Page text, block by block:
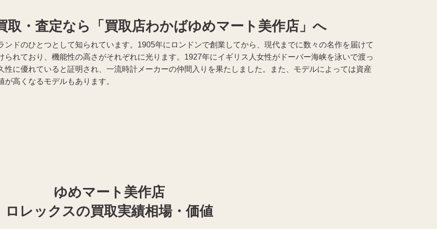
取・査定なら「買取店わかばゆめマート美作店」へ
ドのひとつとして知られています。1905年にロンドンで創業してから、現代までに数々の名作を届けて
れており、機能性の高さがそれぞれに光ります。1927年にイギリス人女性がドーバー海峡を泳いで渡っ
に優れていると証明され、一流時計メーカーの仲間入りを果たしました。また、モデルによっては資産
高くなるモデルもあります。
ゆめマート美作店
ロレックスの買取実績相場・価値